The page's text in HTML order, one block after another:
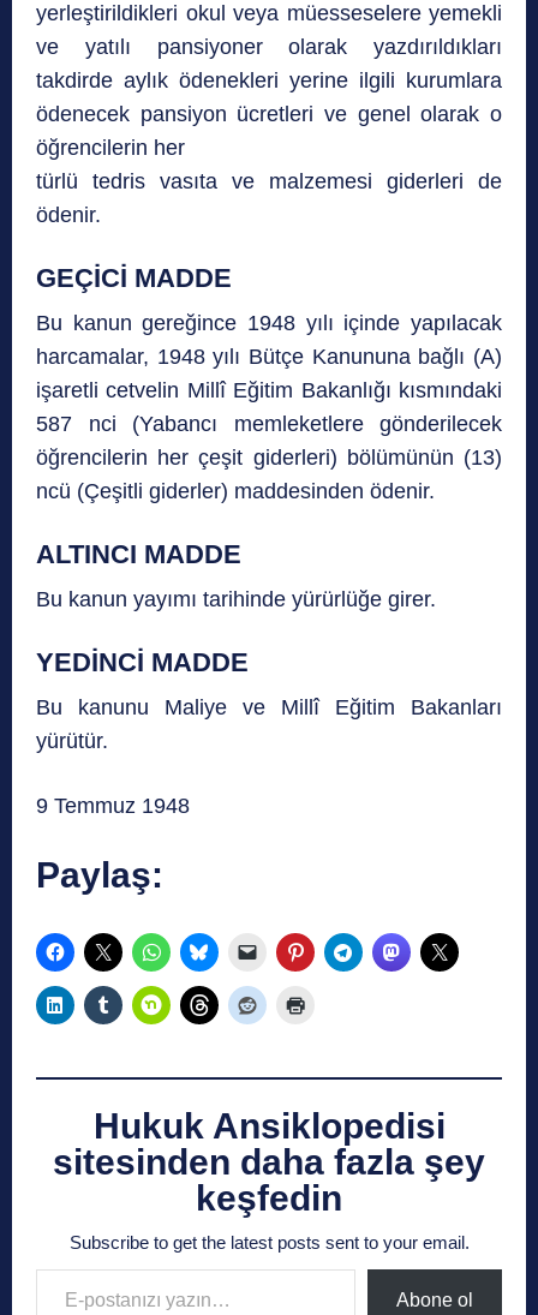
yerleştirildikleri okul veya müesseselere yemekli
ve yatılı pansiyoner olarak yazdırıldıkları
takdirde aylık ödenekleri yerine ilgili kurumlara
ödenecek pansiyon ücretleri ve genel olarak o
öğrencilerin her
türlü tedris vasıta ve malzemesi giderleri de
ödenir.
GEÇİCİ MADDE
Bu kanun gereğince 1948 yılı içinde yapılacak
harcamalar, 1948 yılı Bütçe Kanununa bağlı (A)
işaretli cetvelin Millî Eğitim Bakanlığı kısmındaki
587 nci (Yabancı memleketlere gönderilecek
öğrencilerin her çeşit giderleri) bölümünün (13)
ncü (Çeşitli giderler) maddesinden ödenir.
ALTINCI MADDE
Bu kanun yayımı tarihinde yürürlüğe girer.
YEDİNCİ MADDE
Bu kanunu Maliye ve Millî Eğitim Bakanları
yürütür.
9 Temmuz 1948
Paylaş:
Hukuk Ansiklopedisi
sitesinden daha fazla şey
keşfedin
Subscribe to get the latest posts sent to your email.
E-postanızı yazın…
Abone ol